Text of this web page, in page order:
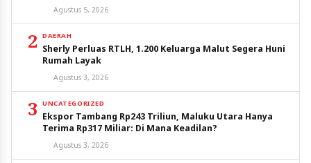
Agustus 5, 2026
2 DAERAH
Sherly Perluas RTLH, 1.200 Keluarga Malut Segera Huni
Rumah Layak
Agustus 3, 2026
3 UNCATEGORIZED
Ekspor Tambang Rp243 Triliun, Maluku Utara Hanya
Terima Rp317 Miliar: Di Mana Keadilan?
Agustus 3, 2026